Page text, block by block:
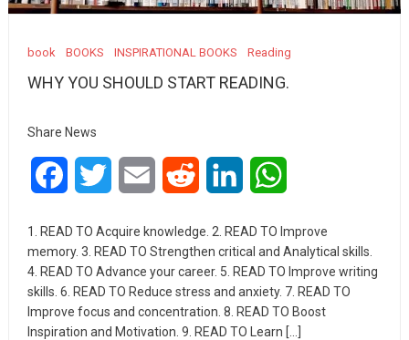
book BOOKS INSPIRATIONAL BOOKS Reading
WHY YOU SHOULD START READING.
Share News
FacebookTwitter Email Reddit LinkedIn
1. READ TO Acquire knowledge. 2. READ TO Improve
memory. 3. READ TO Strengthen critical and Analytical skills.
4. READ TO Advance your career. 5. READ TO Improve writing
skills. 6. READ TO Reduce stress and anxiety. 7. READ TO
Improve focus and concentration. 8. READ TO Boost
Inspiration and Motivation. 9. READ TO Learn […]